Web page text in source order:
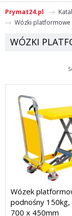
Prymat24.pl
Wózki
WÓZKI
Wózek
podnośny
700 x 450mm